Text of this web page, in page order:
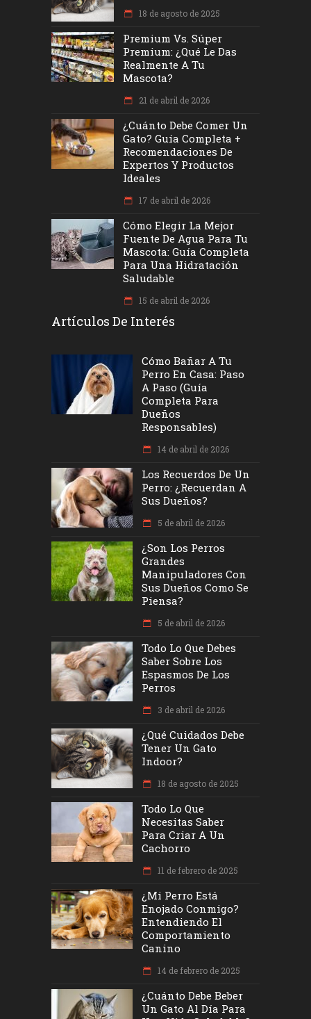
18 de agosto de 2025
Premium Vs. Súper
Premium: ¿Qué Le Das
Realmente A Tu
Mascota?
21 de abril de 2026
¿Cuánto Debe Comer Un
Gato? Guía Completa +
Recomendaciones De
Expertos Y Productos
Ideales
17 de abril de 2026
Cómo Elegir La Mejor
Fuente De Agua Para Tu
Mascota: Guía Completa
Para Una Hidratación
Saludable
15 de abril de 2026
Artículos De Interés
Cómo Bañar A Tu
Perro En Casa: Paso
A Paso (Guía
Completa Para
Dueños
Responsables)
14 de abril de 2026
Los Recuerdos De Un
Perro: ¿recuerdan A
Sus Dueños?
5 de abril de 2026
¿Son Los Perros
Grandes
Manipuladores Con
Sus Dueños Como Se
Piensa?
5 de abril de 2026
Todo Lo Que Debes
Saber Sobre Los
Espasmos De Los
Perros
3 de abril de 2026
¿Qué Cuidados Debe
Tener Un Gato
Indoor?
18 de agosto de 2025
Todo Lo Que
Necesitas Saber
Para Criar A Un
Cachorro
11 de febrero de 2025
¿Mi Perro Está
Enojado Conmigo?
Entendiendo El
Comportamiento
Canino
14 de febrero de 2025
¿Cuánto Debe Beber
Un Gato Al Día Para